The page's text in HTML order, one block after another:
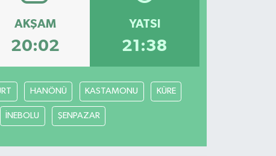
AKŞAM
20:02
YATSI
21:38
HANÖNÜ KASTAMONU KÜRE
İNEBOLU ŞENPAZAR